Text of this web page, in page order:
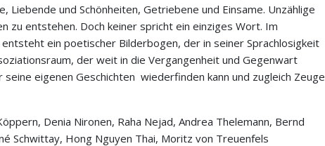
Liebende und Schönheiten, Getriebene und Einsame. Unzählige
zu entstehen. Doch keiner spricht ein einziges Wort. Im
ein poetischer Bilderbogen, der in seiner Sprachlosigkeit
der weit in die Vergangenheit und Gegenwart
eigenen Geschichten wiederfinden kann und zugleich Zeuge
Denia Nironen, Raha Nejad, Andrea Thelemann, Bernd
Schwittay, Hong Nguyen Thai, Moritz von Treuenfels